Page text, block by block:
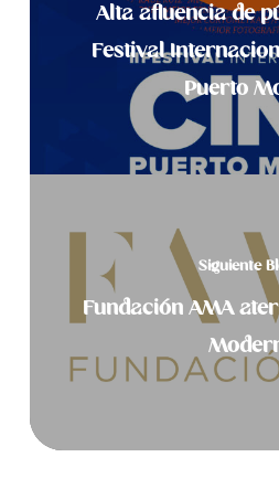
Alta afluencia de
Festival
Puerto
Siguiente
Fundación AMA